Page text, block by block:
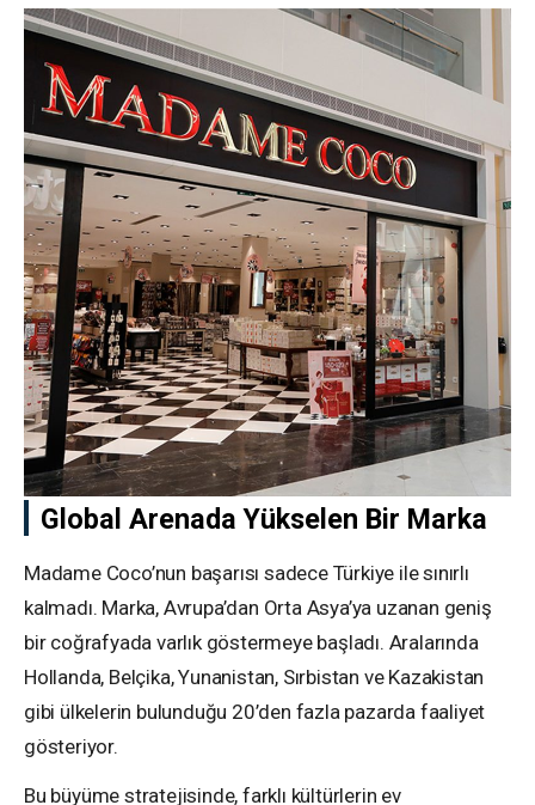
Global Arenada Yükselen Bir Marka
Madame Coco’nun başarısı sadece Türkiye ile sınırlı
kalmadı. Marka, Avrupa’dan Orta Asya’ya uzanan geniş
bir coğrafyada varlık göstermeye başladı. Aralarında
Hollanda, Belçika, Yunanistan, Sırbistan ve Kazakistan
gibi ülkelerin bulunduğu 20’den fazla pazarda faaliyet
gösteriyor.
Bu büyüme stratejisinde, farklı kültürlerin ev